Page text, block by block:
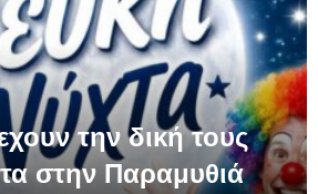
την δική τους
στην Παραμυθιά